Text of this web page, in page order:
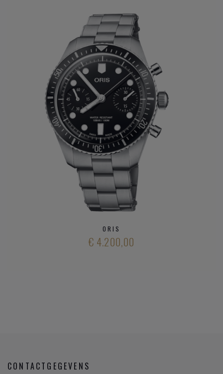
ORIS
€ 4.200,00
CONTACTGEGEVENS